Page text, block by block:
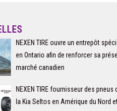
NEXEN TIRE ouvre un entrepôt
en Ontario afin de renforcer sa
marché canadien
NEXEN TIRE fournisseur des pneus
la Kia Seltos en Amérique du Nord